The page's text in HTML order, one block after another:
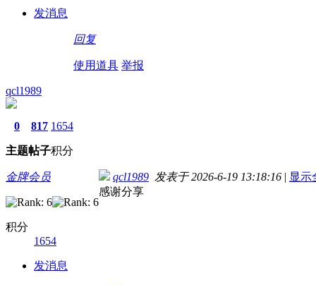
发消息
回复
使用道具 举报
qcl1989
0
主题
817
帖子
1654
积分
金牌会员
积分
1654
发消息
qcl1989 发表于 2026-6-19 13:18:16 | 显示
感谢分享